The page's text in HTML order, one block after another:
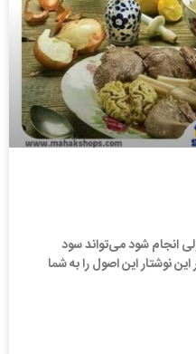
انجام شود می‌تواند سود
این نوشتار این اصول را به شما